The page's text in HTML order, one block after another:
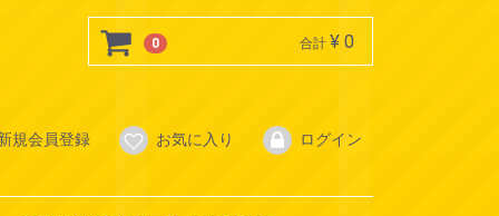
0 合計 ¥ 0
規会員登録 お気に入り ログイン